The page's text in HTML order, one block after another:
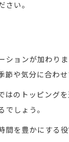
ば生麺で美味しく
い。
ョンが加わり
や気分に合わ
のトッピング
しょう。
を豊かにす